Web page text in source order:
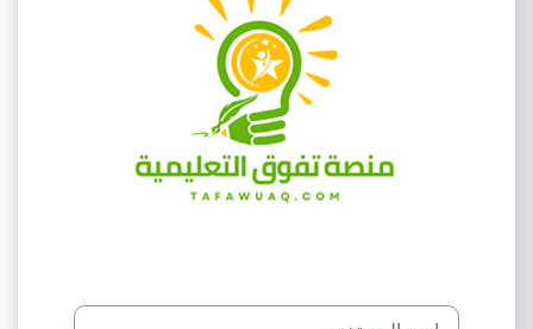
اسم المستخدم